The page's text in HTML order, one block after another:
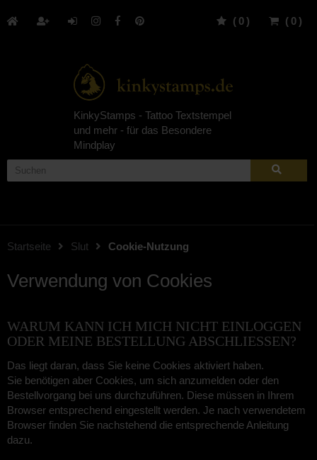
( 0 )
( 0 )
KinkyStamps - Tattoo Textstempel
und mehr - für das Besondere
Mindplay
Startseite Slut Cookie-Nutzung
Verwendung von Cookies
WARUM KANN ICH MICH NICHT EINLOGGEN
ODER MEINE BESTELLUNG ABSCHLIESSEN?
Das liegt daran, dass Sie keine Cookies aktiviert haben.
Sie benötigen aber Cookies, um sich anzumelden oder den
Bestellvorgang bei uns durchzuführen. Diese müssen in Ihrem
Browser entsprechend eingestellt werden. Je nach verwendetem
Browser finden Sie nachstehend die entsprechende Anleitung
dazu.